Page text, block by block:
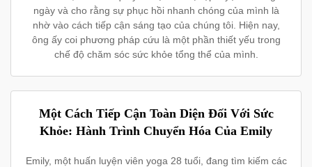
ngày và cho rằng sự phục hồi nhanh chóng của mình là
nhờ vào cách tiếp cận sáng tạo của chúng tôi. Hiện nay,
ông ấy coi phương pháp cứu là một phần thiết yếu trong
chế độ chăm sóc sức khỏe tổng thể của mình.
Một Cách Tiếp Cận Toàn Diện Đối Với Sức
Khỏe: Hành Trình Chuyển Hóa Của Emily
Emily, một huấn luyện viên yoga 28 tuổi, đang tìm kiếm các